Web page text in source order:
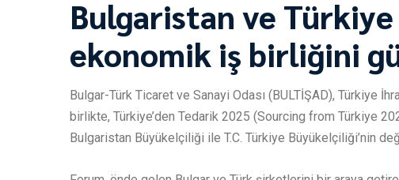
Bulgaristan ve Türkiye
ekonomik iş birliğini
Bulgar-Türk Ticaret ve Sanayi Odası (BULTİŞAD), Türkiye
birlikte, Türkiye’den Tedarik 2025 (Sourcing from Türkiye
Bulgaristan Büyükelçiliği ile T.C. Türkiye Büyükelçiliği’nin